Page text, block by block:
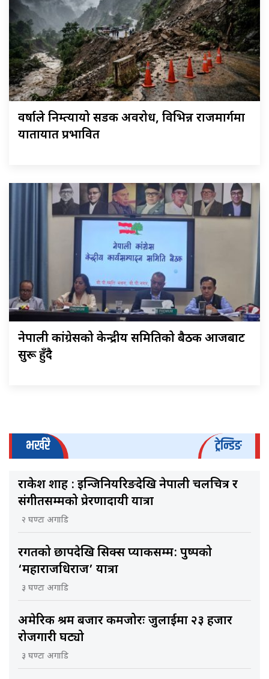
वर्षाले निम्त्यायो सडक अवरोध, विभिन्न राजमार्गमा
यातायात प्रभावित
नेपाली कांग्रेसको केन्द्रीय समितिको बैठक आजबाट
सुरू हुँदै
भर्खरै ट्रेन्डिङ
राकेश शाह : इन्जिनियरिङदेखि नेपाली चलचित्र र
संगीतसम्मको प्रेरणादायी यात्रा
२ घण्टा अगाडि
रगतको छापदेखि सिक्स प्याकसम्म: पुष्पको
‘महाराजधिराज’ यात्रा
३ घण्टा अगाडि
अमेरिकी श्रम बजार कमजोरः जुलाईमा २३ हजार
रोजगारी घट्यो
३ घण्टा अगाडि